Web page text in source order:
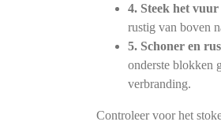
4. Steek het
rustig van boven
5. Schoner en
onderste blokken
verbranding.
Controleer voor het